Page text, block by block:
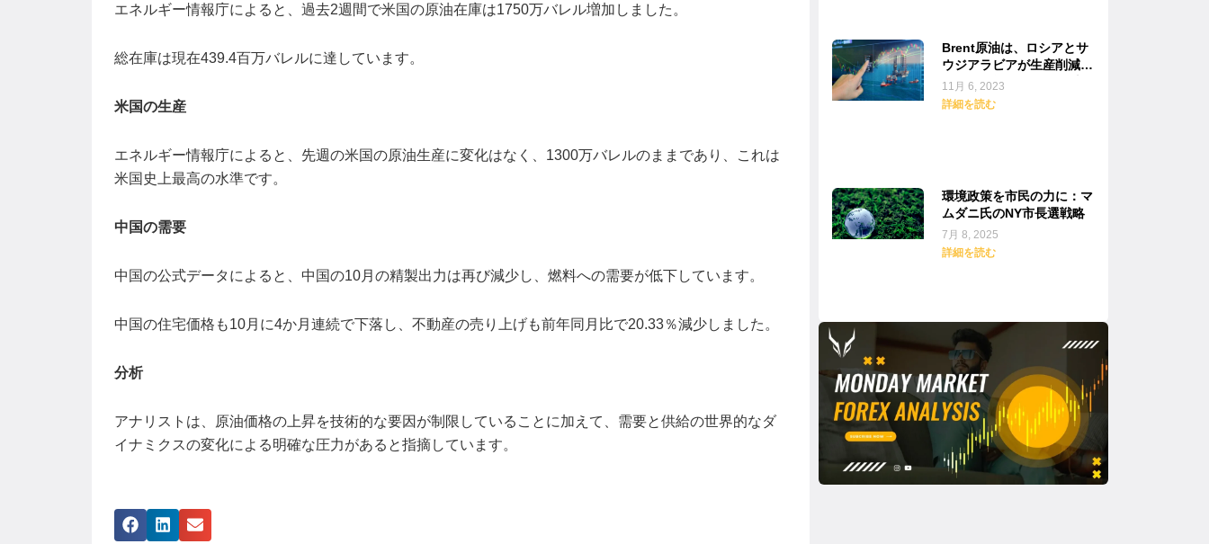
エネルギー情報庁によると、過去2週間で米国の原油在庫は1750万バレル増加しました。
総在庫は現在439.4百万バレルに達しています。
米国の生産
エネルギー情報庁によると、先週の米国の原油生産に変化はなく、1300万バレルのままであり、これは
米国史上最高の水準です。
中国の需要
中国の公式データによると、中国の10月の精製出力は再び減少し、燃料への需要が低下しています。
中国の住宅価格も10月に4か月連続で下落し、不動産の売り上げも前年同月比で20.33％減少しました。
分析
アナリストは、原油価格の上昇を技術的な要因が制限していることに加えて、需要と供給の世界的なダ
イナミクスの変化による明確な圧力があると指摘しています。
Brent原油は、ロシアとサ
ウジアラビアが生産削減に
従うとの報道から1.5%上
昇しました。
11月 6, 2023
詳細を読む
環境政策を市民の力に：マ
ムダニ氏のNY市長選戦略
7月 8, 2025
詳細を読む